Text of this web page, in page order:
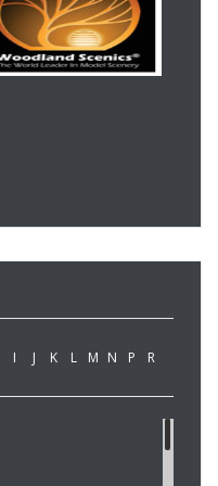
I J K L M N P
R